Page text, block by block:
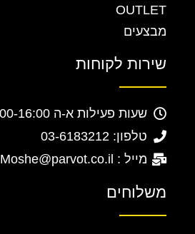
OUTLET
מבצעים
שירות לקוחות
שעות פעילות א-ה 10:00-16:00
טלפון: 03-6183212
מייל : Moshe@parvot.co.il
משלוחים